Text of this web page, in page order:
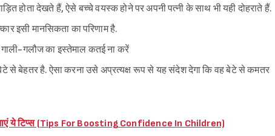
होता देखते हैं, ऐसे बच्चे वयस्क होने पर अपनी पत्नी के साथ भी यही दोहराते हैं.
इसी मानसिकता का परिणाम है.
गलौज का इस्तेमाल कतई ना करें
से बेहतर है. ऐसा करना उसे अप्रत्यक्ष रूप से यह संदेश देगा कि वह बेटे से कमतर
ये टिप्स (Tips For Boosting Confidence In Children)